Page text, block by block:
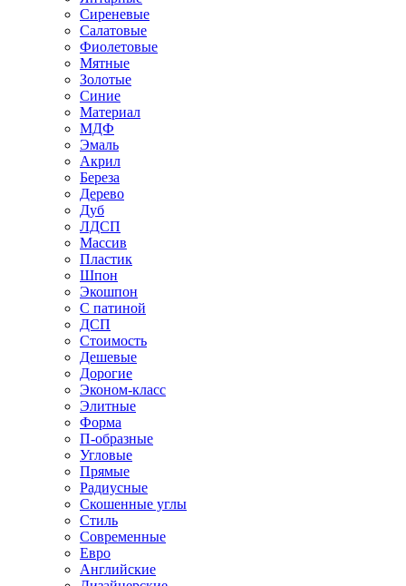
Сиреневые
Салатовые
Фиолетовые
Мятные
Золотые
Синие
Материал
МДФ
Эмаль
Акрил
Береза
Дерево
Дуб
ЛДСП
Массив
Пластик
Шпон
Экошпон
С патиной
ДСП
Стоимость
Дешевые
Дорогие
Эконом-класс
Элитные
Форма
П-образные
Угловые
Прямые
Радиусные
Скошенные углы
Стиль
Современные
Евро
Английские